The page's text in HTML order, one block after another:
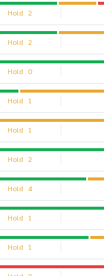
Hold 2
Hold 2
Hold 0
Hold 1
Hold 1
Hold 2
Hold 4
Hold 1
Hold 1